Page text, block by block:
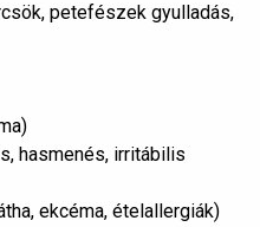
petefészek gyulladás,
hasmenés, irritábilis
ekcéma, ételallergiák)